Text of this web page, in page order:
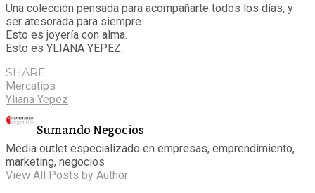
Una colección pensada para acompañarte todos los días, y
ser atesorada para siempre.
Esto es joyería con alma.
Esto es YLIANA YEPEZ.
SHARE
Mercatips
Yliana Yepez
Sumando Negocios
Media outlet especializado en empresas, emprendimiento,
marketing, negocios
View All Posts by Author